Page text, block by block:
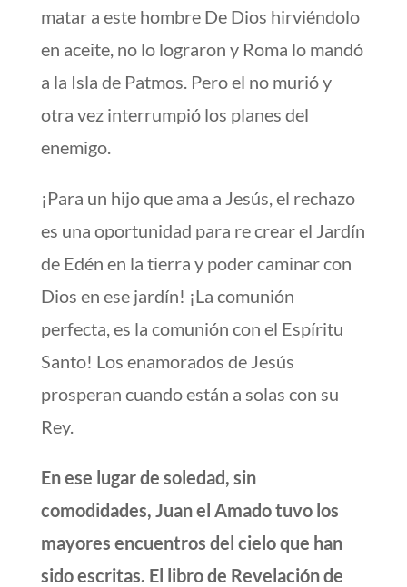
matar a este hombre De Dios hirviéndolo
en aceite, no lo lograron y Roma lo mandó
a la Isla de Patmos. Pero el no murió y
otra vez interrumpió los planes del
enemigo.
¡Para un hijo que ama a Jesús, el rechazo
es una oportunidad para re crear el Jardín
de Edén en la tierra y poder caminar con
Dios en ese jardín! ¡La comunión
perfecta, es la comunión con el Espíritu
Santo! Los enamorados de Jesús
prosperan cuando están a solas con su
Rey.
En ese lugar de soledad, sin
comodidades, Juan el Amado tuvo los
mayores encuentros del cielo que han
sido escritas. El libro de Revelación de